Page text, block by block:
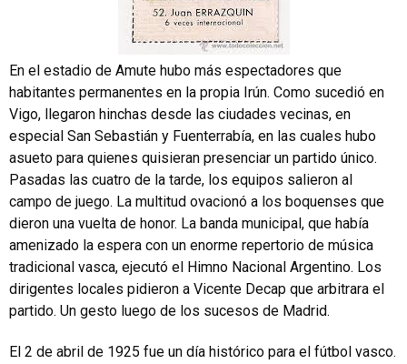
En el estadio de Amute hubo más espectadores que
habitantes permanentes en la propia Irún. Como sucedió en
Vigo, llegaron hinchas desde las ciudades vecinas, en
especial San Sebastián y Fuenterrabía, en las cuales hubo
asueto para quienes quisieran presenciar un partido único.
Pasadas las cuatro de la tarde, los equipos salieron al
campo de juego. La multitud ovacionó a los boquenses que
dieron una vuelta de honor. La banda municipal, que había
amenizado la espera con un enorme repertorio de música
tradicional vasca, ejecutó el Himno Nacional Argentino. Los
dirigentes locales pidieron a Vicente Decap que arbitrara el
partido. Un gesto luego de los sucesos de Madrid.
El 2 de abril de 1925 fue un día histórico para el fútbol vasco.